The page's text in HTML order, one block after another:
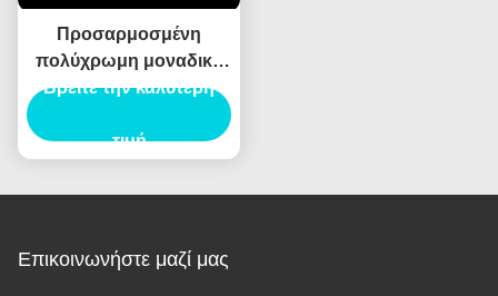
Προσαρμοσμένη
πολύχρωμη μοναδική
κρέμα ματιών
σωλήνα κενό
συσκευασία λαμπτήρα
Βρείτε την καλύτερη
τιμή
Επικοινωνήστε μαζί μας